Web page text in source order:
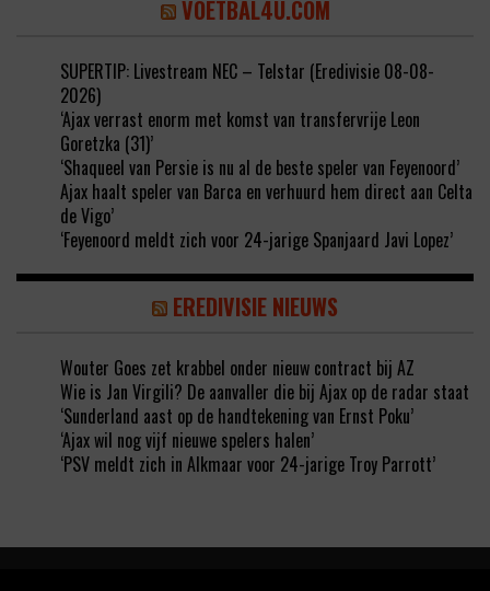
VOETBAL4U.COM
SUPERTIP: Livestream NEC – Telstar (Eredivisie 08-08-
2026)
‘Ajax verrast enorm met komst van transfervrije Leon
Goretzka (31)’
‘Shaqueel van Persie is nu al de beste speler van Feyenoord’
Ajax haalt speler van Barca en verhuurd hem direct aan Celta
de Vigo’
‘Feyenoord meldt zich voor 24-jarige Spanjaard Javi Lopez’
EREDIVISIE NIEUWS
Wouter Goes zet krabbel onder nieuw contract bij AZ
Wie is Jan Virgili? De aanvaller die bij Ajax op de radar staat
‘Sunderland aast op de handtekening van Ernst Poku’
‘Ajax wil nog vijf nieuwe spelers halen’
‘PSV meldt zich in Alkmaar voor 24-jarige Troy Parrott’